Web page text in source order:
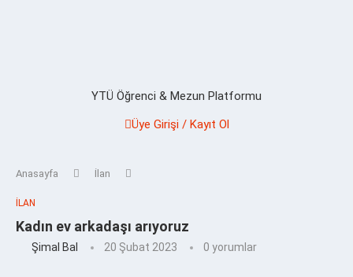
YTÜ Öğrenci & Mezun Platformu
Üye Girişi / Kayıt Ol
Anasayfa İlan
İLAN
Kadın ev arkadaşı arıyoruz
Şimal Bal 20 Şubat 2023 0 yorumlar